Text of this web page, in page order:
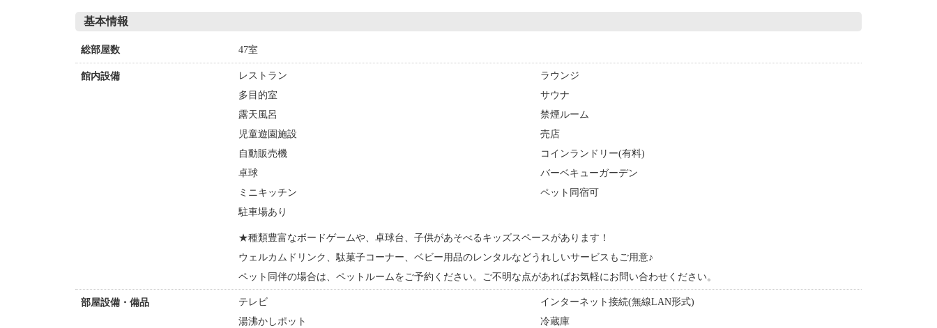
基本情報
総部屋数 47室
館内設備 レストラン
ラウンジ
多目的室
サウナ
露天風呂
禁煙ルーム
児童遊園施設
売店
自動販売機
コインランドリー(有料)
卓球
バーベキューガーデン
ミニキッチン
ペット同宿可
駐車場あり
★種類豊富なボードゲームや、卓球台、子供があそべるキッズスペースがあります！
ウェルカムドリンク、駄菓子コーナー、ベビー用品のレンタルなどうれしいサービスもご用意♪
ペット同伴の場合は、ペットルームをご予約ください。ご不明な点があればお気軽にお問い合わせください。
部屋設備・備品 テレビ
インターネット接続(無線LAN形式)
湯沸かしポット
冷蔵庫